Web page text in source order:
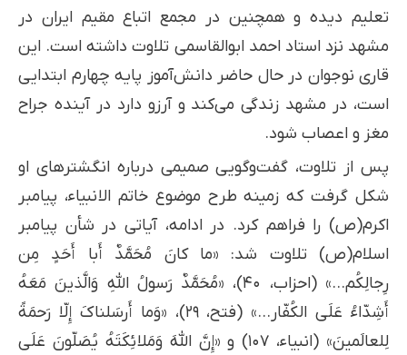
تعلیم دیده و همچنین در مجمع اتباع مقیم ایران در
مشهد نزد استاد احمد ابوالقاسمی تلاوت داشته است. این
قاری نوجوان در حال حاضر دانش‌آموز پایه چهارم ابتدایی
است، در مشهد زندگی می‌کند و آرزو دارد در آینده جراح
مغز و اعصاب شود.
پس از تلاوت، گفت‌وگویی صمیمی درباره انگشترهای او
شکل گرفت که زمینه طرح موضوع خاتم الانبیاء، پیامبر
اکرم(ص) را فراهم کرد. در ادامه، آیاتی در شأن پیامبر
اسلام(ص) تلاوت شد: «ما كانَ مُحَمَّدٌ أَبا أَحَدٍ مِن
رِجالِكُم…» (احزاب، ۴۰)، «مُحَمَّدٌ رَسولُ اللَّهِ وَالَّذينَ مَعَهُ
أَشِدّاءُ عَلَى الكُفّار…» (فتح، ۲۹)، «وَما أَرسَلناكَ إِلّا رَحمَةً
لِلعالَمينَ» (انبیاء، ۱۰۷) و «إِنَّ اللَّهَ وَمَلائِكَتَهُ يُصَلّونَ عَلَى